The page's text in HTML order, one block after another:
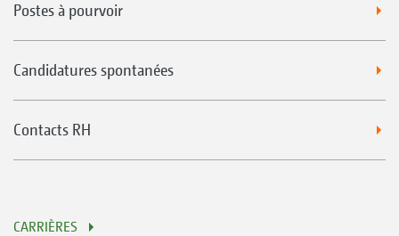
Postes à pourvoir
Candidatures spontanées
Contacts RH
CARRIÈRES